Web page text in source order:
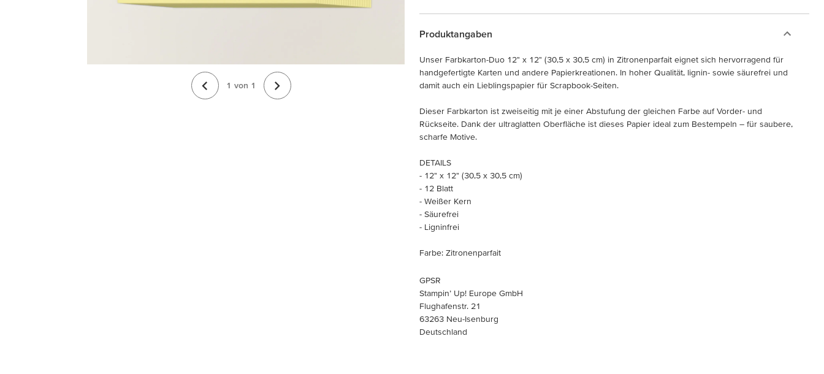
1 von 1
Produktangaben
Unser Farbkarton-Duo 12" x 12" (30,5 x 30,5 cm) in Zitronenparfait eignet sich hervorragend für
handgefertigte Karten und andere Papierkreationen. In hoher Qualität, lignin- sowie säurefrei und
damit auch ein Lieblingspapier für Scrapbook-Seiten.
Dieser Farbkarton ist zweiseitig mit je einer Abstufung der gleichen Farbe auf Vorder- und
Rückseite. Dank der ultraglatten Oberfläche ist dieses Papier ideal zum Bestempeln – für saubere,
scharfe Motive.
DETAILS
- 12" x 12" (30,5 x 30,5 cm)
- 12 Blatt
- Weißer Kern
- Säurefrei
- Ligninfrei
Farbe: Zitronenparfait
GPSR
Stampin’ Up! Europe GmbH
Flughafenstr. 21
63263 Neu-Isenburg
Deutschland